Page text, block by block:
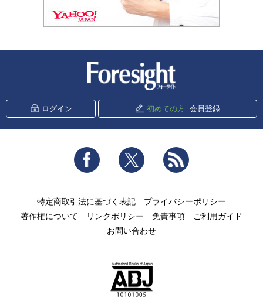
ログイン 初めての方 会員登録
Facebook Twitter
特定商取引法に基づく表記
プライバシーポリシー
著作権について
リンクポリシー 免責事項
ご利用ガイド
お問い合わせ